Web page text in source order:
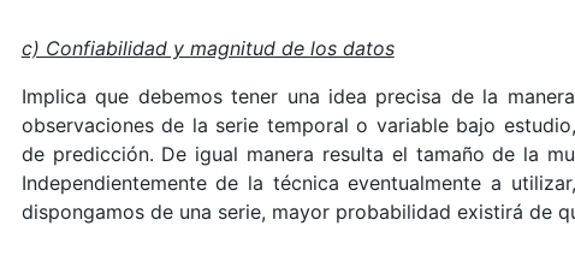
c) Confiabilidad y magnitud de los datos
Implica que debemos tener una idea precisa de la
observaciones de la serie temporal o variable bajo
de predicción. De igual manera resulta el tamaño de la
Independientemente de la técnica eventualmente a
dispongamos de una serie, mayor probabilidad existirá de